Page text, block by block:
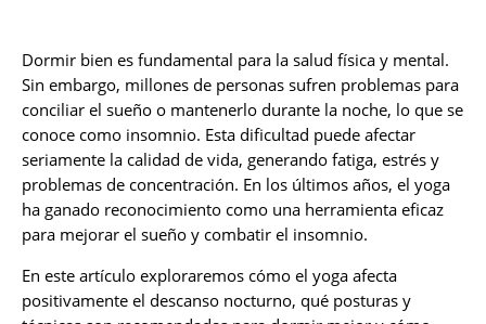
Dormir bien es fundamental para la salud física y mental.
Sin embargo, millones de personas sufren problemas para
conciliar el sueño o mantenerlo durante la noche, lo que se
conoce como insomnio. Esta dificultad puede afectar
seriamente la calidad de vida, generando fatiga, estrés y
problemas de concentración. En los últimos años, el yoga
ha ganado reconocimiento como una herramienta eficaz
para mejorar el sueño y combatir el insomnio.
En este artículo exploraremos cómo el yoga afecta
positivamente el descanso nocturno, qué posturas y